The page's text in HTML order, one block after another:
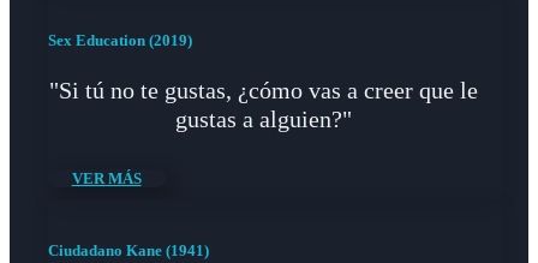
Sex Education (2019)
"Si tú no te gustas, ¿cómo vas a creer que le
gustas a alguien?"
VER MÁS
Ciudadano Kane (1941)